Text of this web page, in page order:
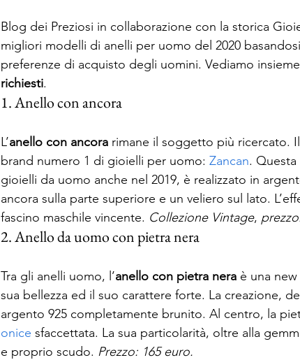
Blog dei Preziosi in collaborazione con la storica
migliori modelli di anelli per uomo del 2020
preferenze di acquisto degli uomini. Vediamo
richiesti.
1. Anello con ancora
L’anello con ancora rimane il soggetto più ricercato.
brand numero 1 di gioielli per uomo: Zancan.
gioielli da uomo anche nel 2019, è realizzato in
ancora sulla parte superiore e un veliero sul lato.
fascino maschile vincente. Collezione Vintage,
2. Anello da uomo con pietra nera
Tra gli anelli uomo, l’anello con pietra nera è una
sua bellezza ed il suo carattere forte. La creazione,
argento 925 completamente brunito. Al centro, la
onice sfaccettata. La sua particolarità, oltre alla
e proprio scudo. Prezzo: 165 euro.